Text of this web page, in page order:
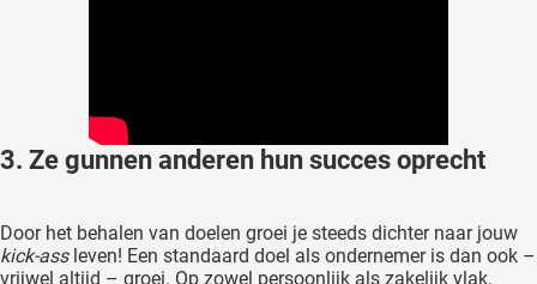
3. Ze gunnen anderen hun succes oprecht
Door het behalen van doelen groei je steeds dichter naar jouw
kick-assleven! Een standaard doel als ondernemer is dan ook –
vrijwel altijd – groei. Op zowel persoonlijk als zakelijk vlak.